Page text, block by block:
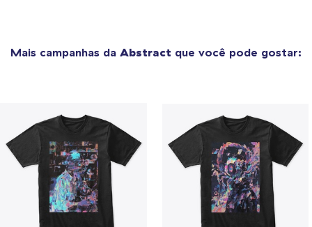
Mais campanhas da Abstract que você pode gostar: